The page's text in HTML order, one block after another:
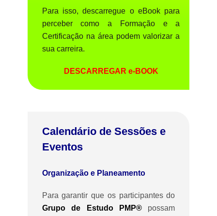
Para isso, descarregue o eBook para
perceber como a Formação e a
Certificação na área podem valorizar a
sua carreira.
DESCARREGAR e-BOOK
Calendário de Sessões e
Eventos
Organização e Planeamento
Para garantir que os participantes do
Grupo de Estudo PMP®possam